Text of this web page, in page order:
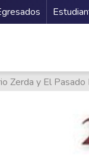
Zerda y El